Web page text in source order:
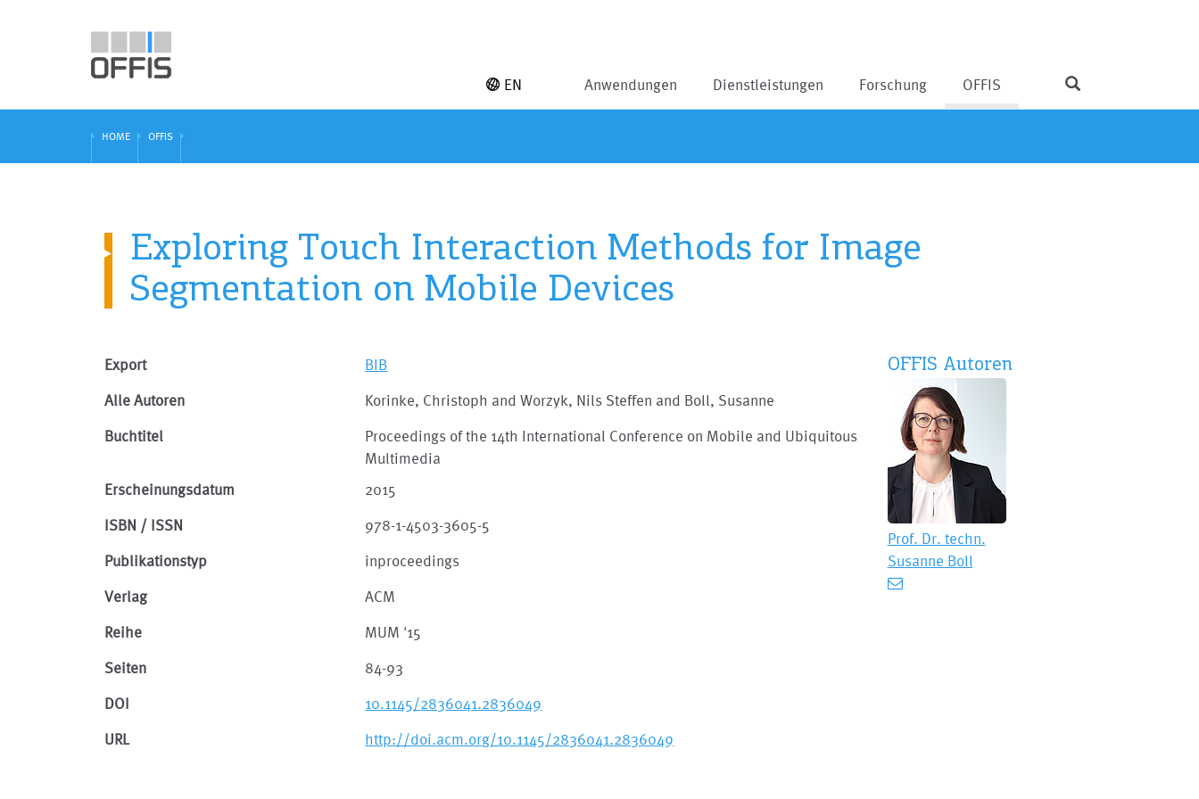
Anwendungen Dienstleistungen Forschung OFFIS
EN
HOME OFFIS
Exploring Touch Interaction Methods for Image
Segmentation on Mobile Devices
Export BIB
Alle Autoren Korinke, Christoph and Worzyk, Nils Steffen and Boll, Susanne
Buchtitel
Proceedings of the 14th International Conference on Mobile and Ubiquitous
Multimedia
Erscheinungsdatum
2015
ISBN / ISSN 978-1-4503-3605-5
Publikationstyp inproceedings
Verlag ACM
Reihe MUM '15
Seiten 84-93
DOI 10.1145/2836041.2836049
URL http://doi.acm.org/10.1145/2836041.2836049
OFFIS Autoren
Prof. Dr. techn.
Susanne Boll